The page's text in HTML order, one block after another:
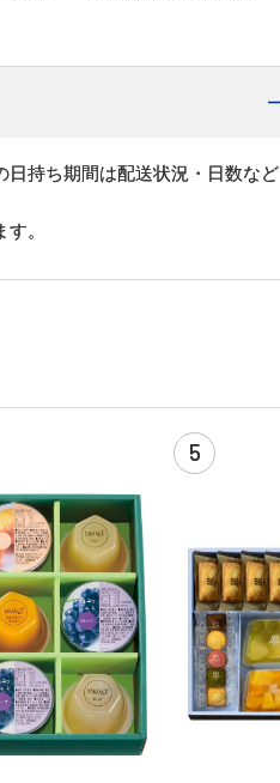
日持ち期間は配送状況・日数など
。
5